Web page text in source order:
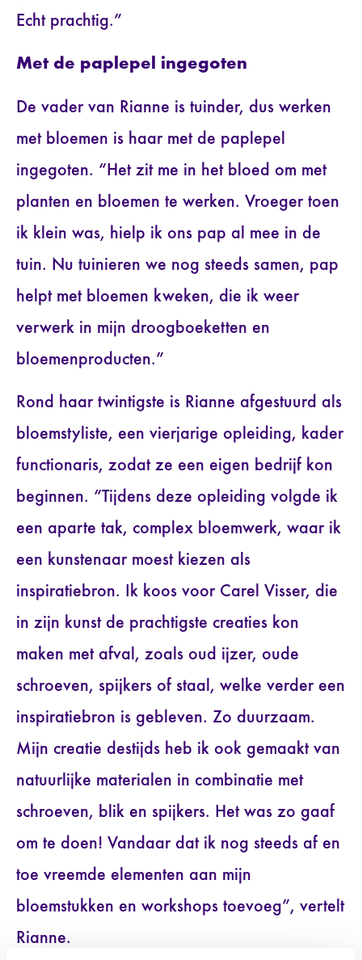
Echt prachtig.”
Met de paplepel ingegoten
De vader van Rianne is tuinder, dus werken
met bloemen is haar met de paplepel
ingegoten. “Het zit me in het bloed om met
planten en bloemen te werken. Vroeger toen
ik klein was, hielp ik ons pap al mee in de
tuin. Nu tuinieren we nog steeds samen, pap
helpt met bloemen kweken, die ik weer
verwerk in mijn droogboeketten en
bloemenproducten.”
Rond haar twintigste is Rianne afgestuurd als
bloemstyliste, een vierjarige opleiding, kader
functionaris, zodat ze een eigen bedrijf kon
beginnen. “Tijdens deze opleiding volgde ik
een aparte tak, complex bloemwerk, waar ik
een kunstenaar moest kiezen als
inspiratiebron. Ik koos voor Carel Visser, die
in zijn kunst de prachtigste creaties kon
maken met afval, zoals oud ijzer, oude
schroeven, spijkers of staal, welke verder een
inspiratiebron is gebleven. Zo duurzaam.
Mijn creatie destijds heb ik ook gemaakt van
natuurlijke materialen in combinatie met
schroeven, blik en spijkers. Het was zo gaaf
om te doen! Vandaar dat ik nog steeds af en
toe vreemde elementen aan mijn
bloemstukken en workshops toevoeg”, vertelt
Rianne.